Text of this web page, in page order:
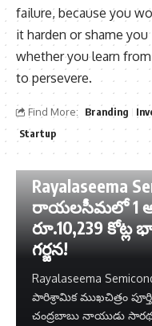
failure, because you
it harden or shame
whether you learn
to persevere.
Find More: Branding
Startup
BUSINESS ఆంధ్రప్రదేశ్
Rayalaseema
రాయలసీమలో 1
రూ.10,239
గర్జన!
Rayalaseema
పారిశ్రామిక ముఖచిత్రం
చంద్రబాబు నాయుడు